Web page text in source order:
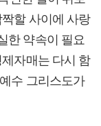
할 사이에 사랑
한 약속이 필요
자매는 다시 함
수 그리스도가